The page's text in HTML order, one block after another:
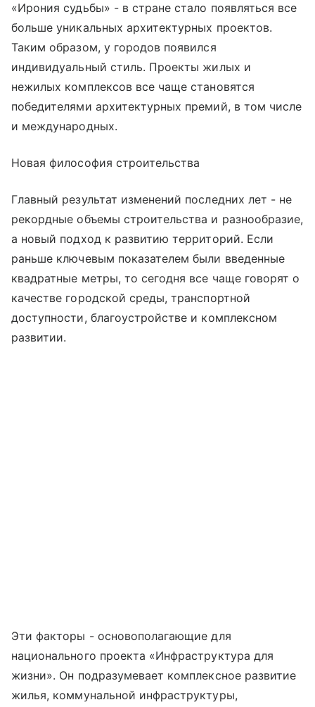
«Ирония судьбы» - в стране стало появляться все
больше уникальных архитектурных проектов.
Таким образом, у городов появился
индивидуальный стиль. Проекты жилых и
нежилых комплексов все чаще становятся
победителями архитектурных премий, в том числе
и международных.
Новая философия строительства
Главный результат изменений последних лет - не
рекордные объемы строительства и разнообразие,
а новый подход к развитию территорий. Если
раньше ключевым показателем были введенные
квадратные метры, то сегодня все чаще говорят о
качестве городской среды, транспортной
доступности, благоустройстве и комплексном
развитии.
Эти факторы - основополагающие для
национального проекта «Инфраструктура для
жизни». Он подразумевает комплексное развитие
жилья, коммунальной инфраструктуры,